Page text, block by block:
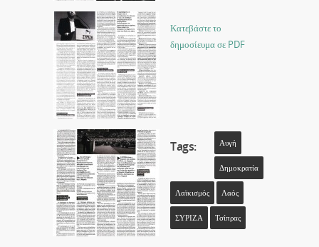
Κατεβάστε το
δημοσίευμα σε PDF
Tags: Αυγή
Δημοκρατία
Λαϊκισμός Λαός
ΣΥΡΙΖΑ Τσίπρας